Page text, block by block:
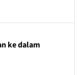
ke dalam